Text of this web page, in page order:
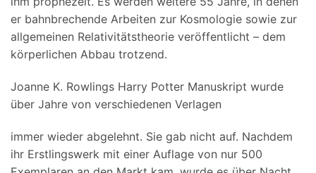
er bahnbrechende Arbeiten zur Kosmologie sowie zur
allgemeinen Relativitätstheorie veröffentlicht – dem
körperlichen Abbau trotzend.
Joanne K. Rowlings Harry Potter Manuskript wurde
über Jahre von verschiedenen Verlagen
immer wieder abgelehnt. Sie gab nicht auf. Nachdem
ihr Erstlingswerk mit einer Auflage von nur 500